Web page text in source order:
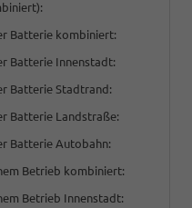
Batterie kombiniert:
Batterie Innenstadt:
Batterie Stadtrand:
Batterie Landstraße:
Batterie Autobahn:
Betrieb kombiniert:
Betrieb Innenstadt: